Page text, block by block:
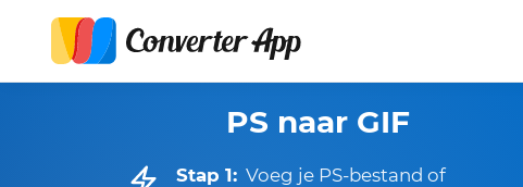
PS naar GIF
Stap 1: Voeg je PS-bestand of